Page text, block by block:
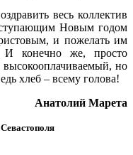
весь коллектив
Новым годом
и пожелать им
И конечно же, просто
высокооплачиваемый, но
хлеб – всему голова!
Анатолий Марета